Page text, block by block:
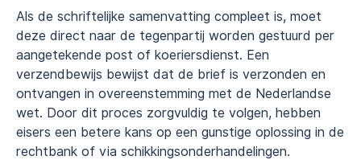
Als de schriftelijke samenvatting compleet is, moet
deze direct naar de tegenpartij worden gestuurd per
aangetekende post of koeriersdienst. Een
verzendbewijs bewijst dat de brief is verzonden en
ontvangen in overeenstemming met de Nederlandse
wet. Door dit proces zorgvuldig te volgen, hebben
eisers een betere kans op een gunstige oplossing in de
rechtbank of via schikkingsonderhandelingen.